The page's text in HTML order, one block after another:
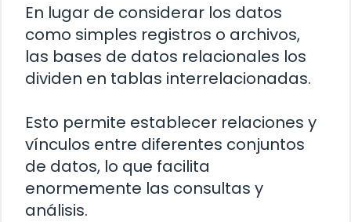
En lugar de considerar los datos
como simples registros o archivos,
las bases de datos relacionales los
dividen en tablas interrelacionadas.
Esto permite establecer relaciones y
vínculos entre diferentes conjuntos
de datos, lo que facilita
enormemente las consultas y
análisis.